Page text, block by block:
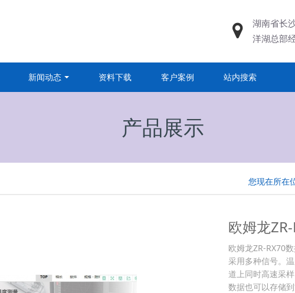
湖南省长
洋湖总部
新闻动态 资料下载 客户案例 站内搜索
产品展示
您现在所在
欧姆龙
欧姆龙ZR-RX70
采用多种信号。
道上同时高速采
数据也可以存储